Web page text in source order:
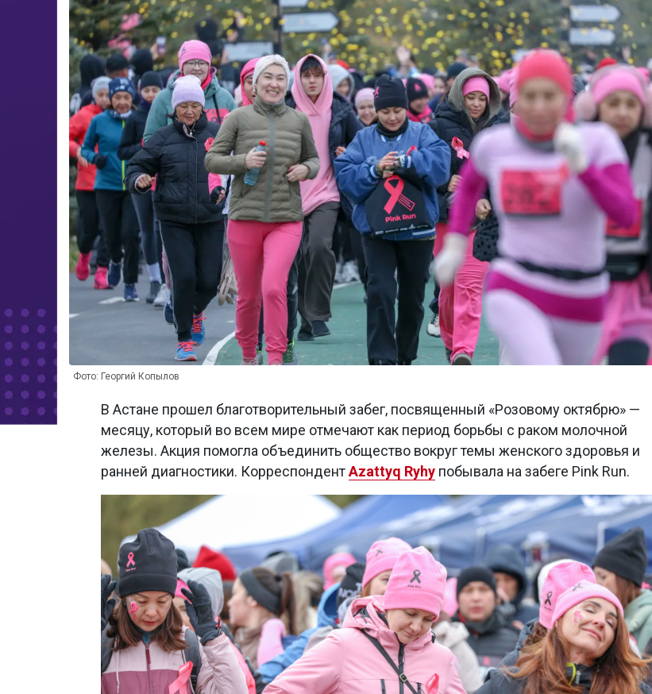
Фото: Георгий Копылов
В Астане прошел благотворительный забег, посвященный «Розовому октябрю» —
месяцу, который во всем мире отмечают как период борьбы с раком молочной
железы. Акция помогла объединить общество вокруг темы женского здоровья и
ранней диагностики. КорреспондентAzattyq Ryhy побывала на забеге Pink Run.